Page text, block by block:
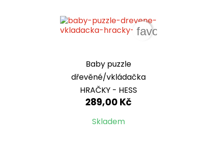
Baby puzzle
dřevěné/vkládačka
HRAČKY - HESS
289,00 Kč
Skladem
favorite_border